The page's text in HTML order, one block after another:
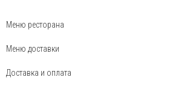
Меню ресторана
Меню доставки
Доставка и оплата